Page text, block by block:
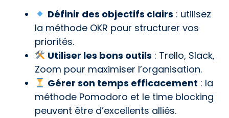
Définir des objectifs clairs : utilisez
la méthode OKR pour structurer vos
priorités.
Utiliser les bons outils : Trello, Slack,
Zoom pour maximiser l’organisation.
Gérer son temps efficacement : la
méthode Pomodoro et le time blocking
peuvent être d’excellents alliés.